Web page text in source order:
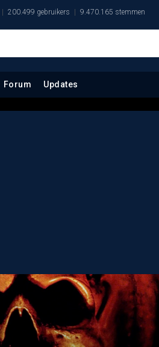
200.499 gebruikers 9.470.165 stemmen
Forum Updates